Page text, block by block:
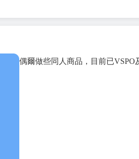
偶爾做些同人商品，目前已VSPO